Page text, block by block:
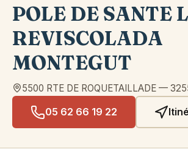
POLE DE SANTE
REVISCOLADA
MONTEGUT
5500 RTE DE ROQUETAILLADE —
05 62 66 19 22